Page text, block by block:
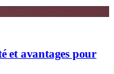
et avantages pour